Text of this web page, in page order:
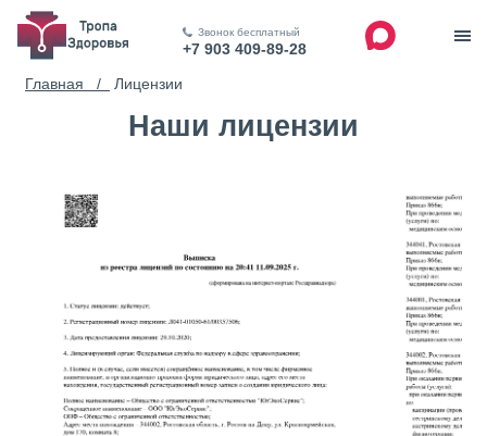
Звонок бесплатный
+7 903 409-89-28
Главная / Лицензии
Наши лицензии